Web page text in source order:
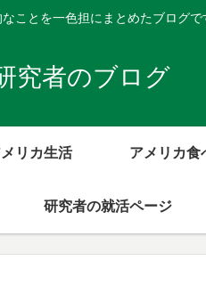
とを一色担にまとめたブログ
究者のブログ
リカ生活 アメリカ食
研究者の就活ページ